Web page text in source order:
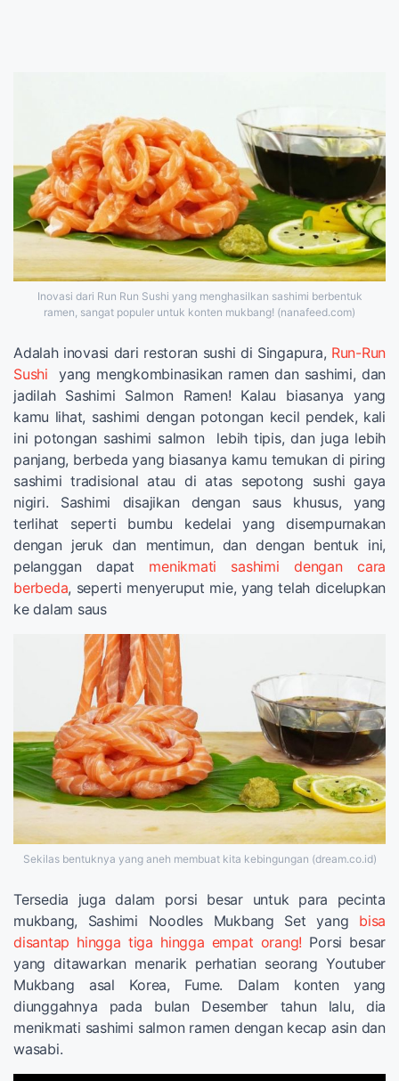
Inovasi dari Run Run Sushi yang menghasilkan sashimi berbentuk
ramen, sangat populer untuk konten mukbang! (nanafeed.com)
Adalah inovasi dari restoran sushi di Singapura, Run-Run
Sushi yang mengkombinasikan ramen dan sashimi, dan
jadilah Sashimi Salmon Ramen! Kalau biasanya yang
kamu lihat, sashimi dengan potongan kecil pendek, kali
ini potongan sashimi salmon lebih tipis, dan juga lebih
panjang, berbeda yang biasanya kamu temukan di piring
sashimi tradisional atau di atas sepotong sushi gaya
nigiri. Sashimi disajikan dengan saus khusus, yang
terlihat seperti bumbu kedelai yang disempurnakan
dengan jeruk dan mentimun, dan dengan bentuk ini,
pelanggan dapat menikmati sashimi dengan cara
berbeda, seperti menyeruput mie, yang telah dicelupkan
ke dalam saus
Sekilas bentuknya yang aneh membuat kita kebingungan (dream.co.id)
Tersedia juga dalam porsi besar untuk para pecinta
mukbang, Sashimi Noodles Mukbang Set yang bisa
disantap hingga tiga hingga empat orang! Porsi besar
yang ditawarkan menarik perhatian seorang Youtuber
Mukbang asal Korea, Fume. Dalam konten yang
diunggahnya pada bulan Desember tahun lalu, dia
menikmati sashimi salmon ramen dengan kecap asin dan
wasabi.